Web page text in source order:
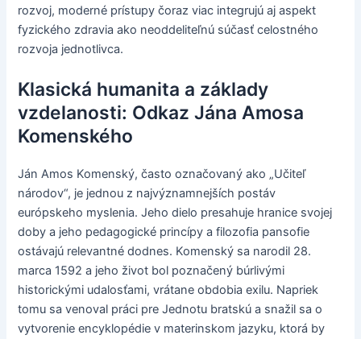
rozvoj, moderné prístupy čoraz viac integrujú aj aspekt
fyzického zdravia ako neoddeliteľnú súčasť celostného
rozvoja jednotlivca.
Klasická humanita a základy
vzdelanosti: Odkaz Jána Amosa
Komenského
Ján Amos Komenský, často označovaný ako „Učiteľ
národov“, je jednou z najvýznamnejších postáv
európskeho myslenia. Jeho dielo presahuje hranice svojej
doby a jeho pedagogické princípy a filozofia pansofie
ostávajú relevantné dodnes. Komenský sa narodil 28.
marca 1592 a jeho život bol poznačený búrlivými
historickými udalosťami, vrátane obdobia exilu. Napriek
tomu sa venoval práci pre Jednotu bratskú a snažil sa o
vytvorenie encyklopédie v materinskom jazyku, ktorá by